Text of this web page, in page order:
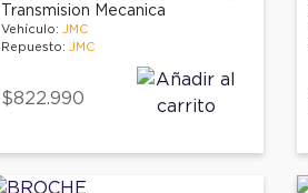
Transmision Mecanica
Vehículo: JMC
Repuesto: JMC
$822.990